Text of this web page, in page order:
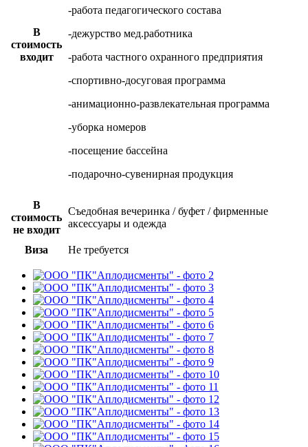
В
стоимость
входит
-работа педагогического состава
-дежурство мед.работника
-работа частного охранного предприятия
-спортивно-досуговая программа
-анимационно-развлекательная программа
-уборка номеров
-посещение бассейна
-подарочно-сувенирная продукция
В
стоимость
не входит
Съедобная вечеринка / буфет / фирменные
аксессуары и одежда
Виза Не требуется